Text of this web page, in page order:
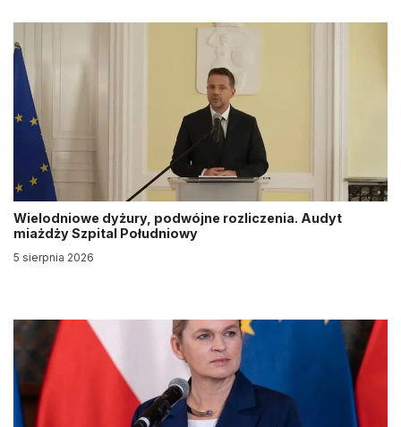
Wielodniowe dyżury, podwójne rozliczenia. Audyt
miażdży Szpital Południowy
5 sierpnia 2026